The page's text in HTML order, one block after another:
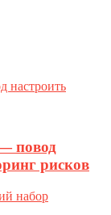
повод
рисков